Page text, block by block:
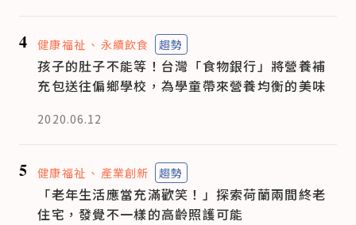
4 健康福祉 永續飲食 趨勢
孩子的肚子不能等！台灣「食物銀行」將營養補
充包送往偏鄉學校，為學童帶來營養均衡的美味
2020.06.12
5 健康福祉 產業創新 趨勢
「老年生活應當充滿歡笑！」探索荷蘭兩間終老
住宅，發覺不一樣的高齡照護可能